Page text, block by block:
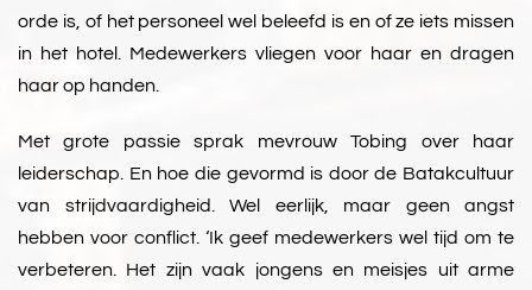
orde is, of het personeel wel beleefd is en of ze iets missen
in het hotel. Medewerkers vliegen voor haar en dragen
haar op handen.
Met grote passie sprak mevrouw Tobing over haar
leiderschap. En hoe die gevormd is door de Batakcultuur
van strijdvaardigheid. Wel eerlijk, maar geen angst
hebben voor conflict. ‘Ik geef medewerkers wel tijd om te
verbeteren. Het zijn vaak jongens en meisjes uit arme